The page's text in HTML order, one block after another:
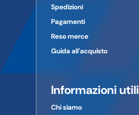
Spedizioni
Pagamenti
Reso merce
Guida all'acquisto
Informazioni utili
Chi siamo